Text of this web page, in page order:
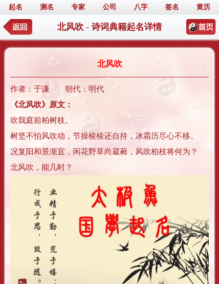
起名 测名 专家 公司 八字 签名 黄历
北风吹 - 诗词典籍起名详情
北风吹
作者：于谦 朝代：明代
《北风吹》原文：
吹我庭前柏树枝。
树坚不怕风吹动，节操棱棱还自持，冰霜历尽心不移。
况复阳和景渐宜，闲花野草尚葳蕤，风吹柏枝将何为？
北风吹，能几时？